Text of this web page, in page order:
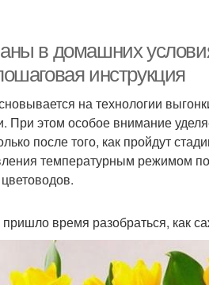
в домашних
инструкция
на технологии
При этом особое внимание
после того, как пройдут
температурным режимом
время разобраться, как